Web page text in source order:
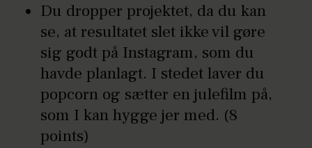
Du dropper projektet, da du kan
se, at resultatet slet ikke vil gøre
sig godt på Instagram, som du
havde planlagt. I stedet laver du
popcorn og sætter en julefilm på,
som I kan hygge jer med. (8
points)